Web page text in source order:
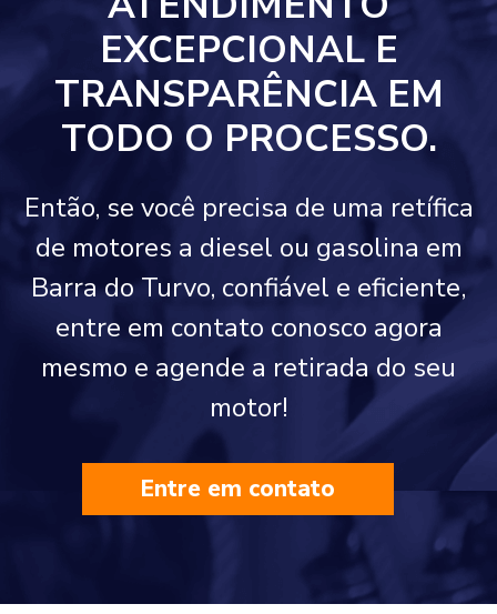
EXCEPCIONAL E
TRANSPARÊNCIA EM
TODO O PROCESSO.
Então, se você precisa de uma retífica
de motores a diesel ou gasolina em
Barra do Turvo, confiável e eficiente,
entre em contato conosco agora
mesmo e agende a retirada do seu
motor!
Entre em contato